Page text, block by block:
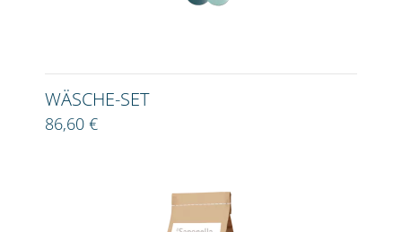
WÄSCHE-SET
86,60 €